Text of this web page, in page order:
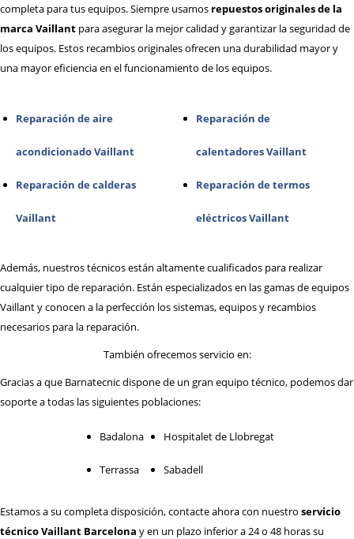
completa para tus equipos. Siempre usamos repuestos originales de la
marca Vaillant para asegurar la mejor calidad y garantizar la seguridad de
los equipos. Estos recambios originales ofrecen una durabilidad mayor y
una mayor eficiencia en el funcionamiento de los equipos.
Reparación de aire
acondicionado Vaillant
Reparación de calderas
Vaillant
Reparación de
calentadores Vaillant
Reparación de termos
eléctricos Vaillant
Además, nuestros técnicos están altamente cualificados para realizar
cualquier tipo de reparación. Están especializados en las gamas de equipos
Vaillant y conocen a la perfección los sistemas, equipos y recambios
necesarios para la reparación.
También ofrecemos servicio en:
Gracias a que Barnatecnic dispone de un gran equipo técnico, podemos dar
soporte a todas las siguientes poblaciones:
Badalona
Terrassa
Hospitalet de Llobregat
Sabadell
Estamos a su completa disposición, contacte ahora con nuestro servicio
técnico Vaillant Barcelona y en un plazo inferior a 24 o 48 horas su